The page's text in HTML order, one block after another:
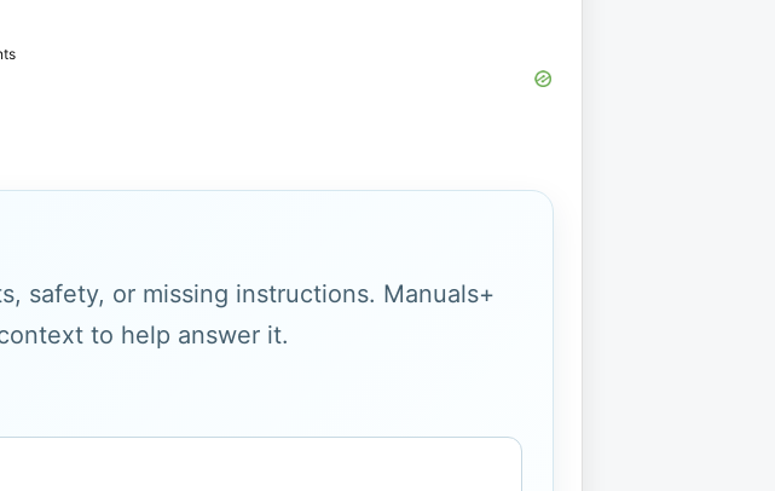
safety, or missing instructions. Manuals+
to help answer it.